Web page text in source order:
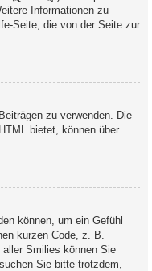
Informationen zu
Seite, die von der Seite zur
zu verwenden. Die
bietet, können über
können, um ein Gefühl
kurzen Code, z. B.
Smilies können Sie
Sie bitte trotzdem,